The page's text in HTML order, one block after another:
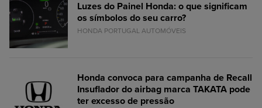
Luzes do Painel Honda: o que significam
os símbolos do seu carro?
HONDA PORTUGAL AUTOMÓVEIS
Honda convoca para campanha de Recall
Insuflador do airbag marca TAKATA pode
ter excesso de pressão